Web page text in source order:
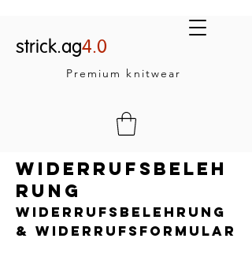
strick.ag4.0
Premium knitwear
Widerrufsbeleh
rung
Widerrufsbelehrung
& Widerrufsformular